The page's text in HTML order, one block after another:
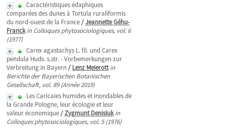
Caractéristiques édaphiques
comparées des dunes à Tortula ruraliformis
du nord-ouest de la France/Jeannette Géhu-
Franck in Colloques phytosociologiques, vol. 6
(1977)
Carex agastachys L. fil. und Carex
pendula Huds. s.str. - Vorbemerkungen zur
Verbreitung in Bayern / Lenz Meierott in
Berichte der Bayerischen Botanischen
Gesellschaft, vol. 89 (Année 2019)
Les Caricaies humides et inondables de
la Grande Pologne, leur écologie et leur
valeur économique/Zygmunt Denisiuk in
Colloques phytosociologiques, vol. 5 (1976)